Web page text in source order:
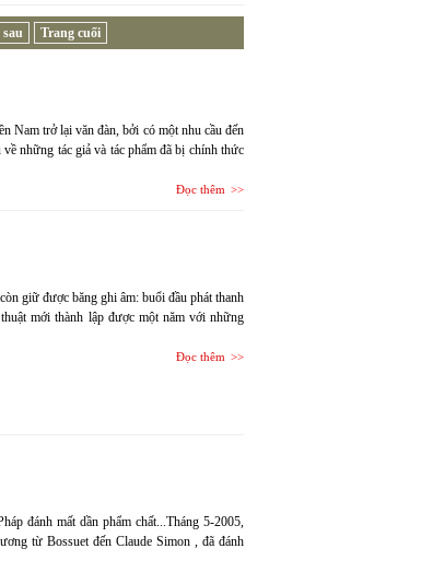
Trang cuối
Nam trở lại văn đàn, bởi có một nhu cầu đến
những tác giả và tác phẩm đã bị chính thức
Đọc thêm
giữ được băng ghi âm: buổi đầu phát thanh
mới thành lập được một năm với những
Đọc thêm
đánh mất dần phẩm chất...Tháng 5-2005,
từ Bossuet đến Claude Simon , đã đánh